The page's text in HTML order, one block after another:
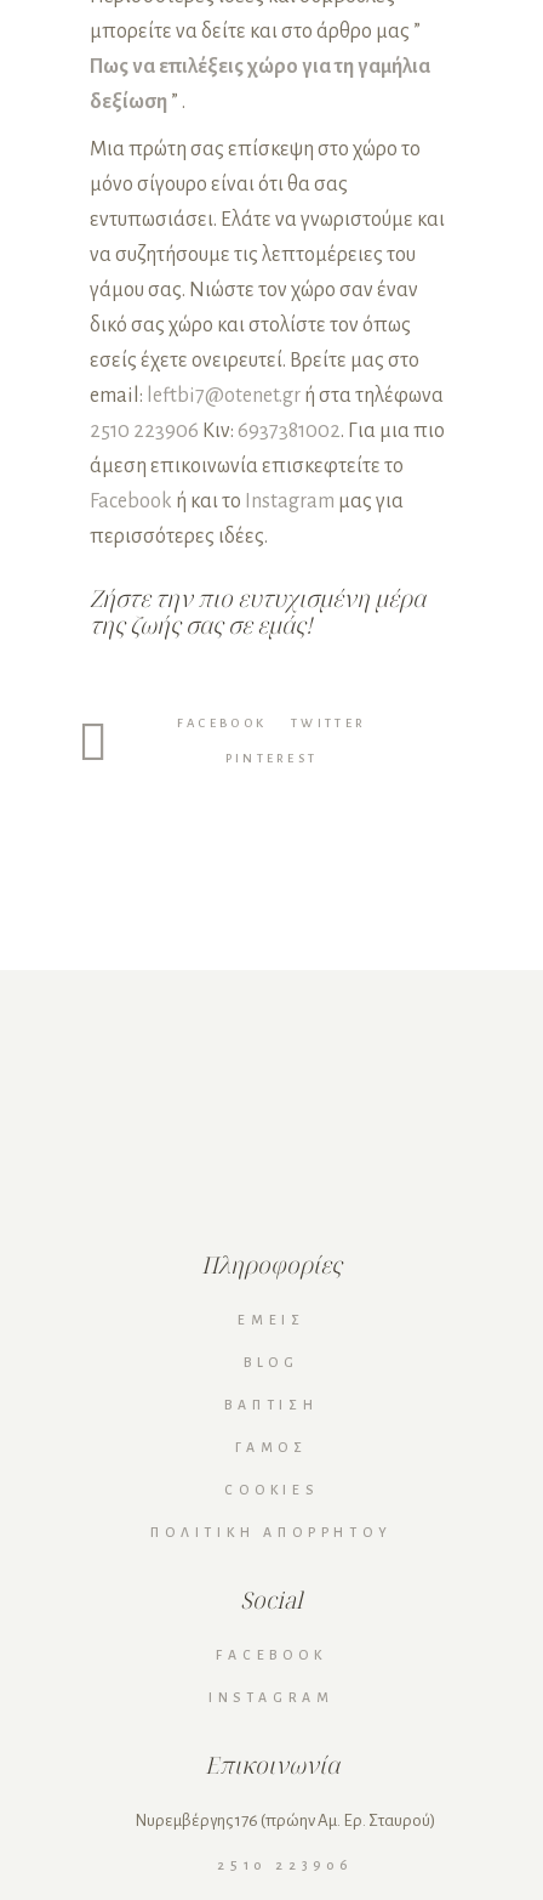
μπορείτε να δείτε και στο άρθρο μας ”
Πως να επιλέξεις χώρο για τη γαμήλια
δεξίωση ” .
Μια πρώτη σας επίσκεψη στο χώρο το
μόνο σίγουρο είναι ότι θα σας
εντυπωσιάσει. Ελάτε να γνωριστούμε και
να συζητήσουμε τις λεπτομέρειες του
γάμου σας. Νιώστε τον χώρο σαν έναν
δικό σας χώρο και στολίστε τον όπως
εσείς έχετε ονειρευτεί. Βρείτε μας στο
email: leftbi7@otenet.gr ή στα τηλέφωνα
2510 223906 Κιν: 6937381002. Για μια πιο
άμεση επικοινωνία επισκεφτείτε το
Facebook ή και το Instagram μας για
περισσότερες ιδέες.
Ζήστε την πιο ευτυχισμένη μέρα
της ζωής σας σε εμάς!
FACEBOOK TWITTER
PINTEREST
Πληροφορίες
ΕΜΕΊΣ
BLOG
ΒΆΠΤΙΣΗ
ΓΆΜΟΣ
COOKIES
ΠΟΛΙΤΙΚΉ ΑΠΟΡΡΉΤΟΥ
Social
FACEBOOK
INSTAGRAM
Επικοινωνία
Νυρεμβέργης 176 (πρώην Αμ. Ερ. Σταυρού)
2510 223906